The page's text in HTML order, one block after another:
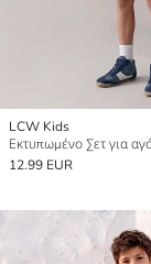
LCW Kids
12.99 EUR